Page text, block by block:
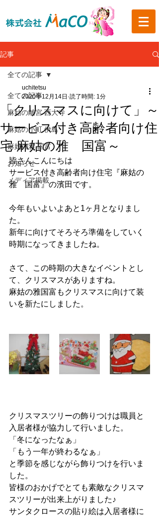
記事
全ての記事
麻姑の離宮 西大寺
麻姑の小町 伊島
麻姑の雅 国富
お知らせ
メディア掲載
全ての記事
「クリスマスに向けて」～
サービス付き高齢者向け住
宅 麻姑の雅 国富～
uchitetsu
2020年12月14日 読了時間: 1分
皆さんこんにちは
サービス付き高齢者向け住宅『麻姑の
雅　国富』の濱田です。
今年もいよいよあと1ヶ月となりまし
た。
新年に向けてそろそろ準備をしていく
時期になってきましたね。
さて、この時期の大きなイベントとし
て、クリスマスがありますね。
麻姑の雅国富もクリスマスに向けて装
いを新たにしました。
クリスマスツリーの飾りつけは職員と
入居者様が協力して行いました。
「冬になったなぁ」
「もう一年が終わるなぁ」
と季節を感じながら飾りつけを行いま
した。
皆様のおかげでとても素敵なクリスマ
スツリーが出来上がりました♪
サンタクロースの貼り絵は入居者様に